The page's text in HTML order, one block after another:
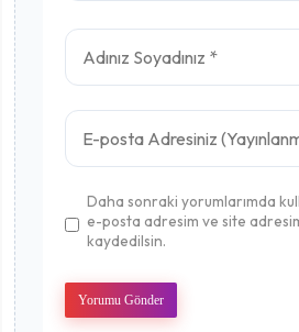
Daha sonraki yorumlarımda
e-posta adresim ve site
kaydedilsin.